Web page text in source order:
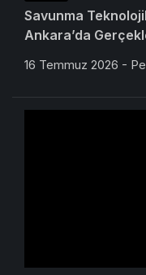
Savunma
Ankara’da
16 Temmuz 2026 -